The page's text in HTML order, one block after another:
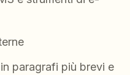
paragrafi più brevi e